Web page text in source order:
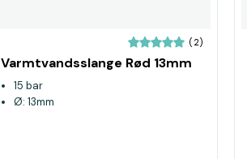
(2)
Varmtvandsslange Rød 13mm
15 bar
Ø: 13mm